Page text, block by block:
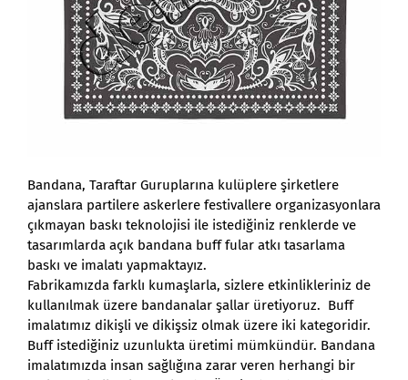
Bandana, Taraftar Guruplarına kulüplere şirketlere
ajanslara partilere askerlere festivallere organizasyonlara
çıkmayan baskı teknolojisi ile istediğiniz renklerde ve
tasarımlarda açık bandana buff fular atkı tasarlama
baskı ve imalatı yapmaktayız.
Fabrikamızda farklı kumaşlarla, sizlere etkinlikleriniz de
kullanılmak üzere bandanalar şallar üretiyoruz. Buff
imalatımız dikişli ve dikişsiz olmak üzere iki kategoridir.
Buff istediğiniz uzunlukta üretimi mümkündür. Bandana
imalatımızda insan sağlığına zarar veren herhangi bir